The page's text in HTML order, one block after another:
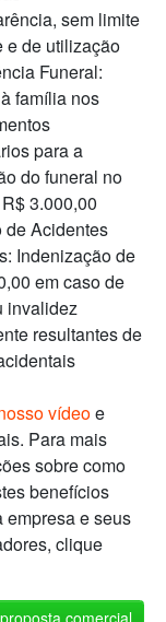
sem limite
e de utilização
Funeral:
família nos
para a
do funeral no
3.000,00
de Acidentes
Indenização de
em caso de
invalidez
resultantes de
vídeoe
Para mais
sobre como
benefícios
empresa e seus
clique
comercial